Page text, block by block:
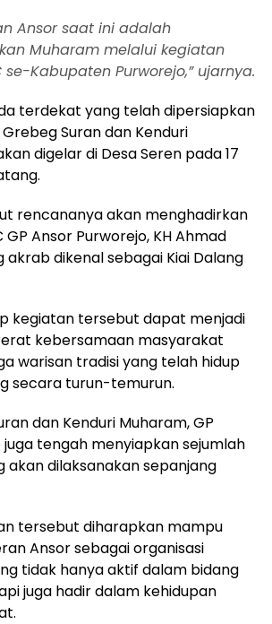
Ansor saat ini adalah
Muharam melalui kegiatan
se-Kabupaten Purworejo,” ujarnya.
terdekat yang telah dipersiapkan
Suran dan Kenduri
digelar di Desa Seren pada 17
rencananya akan menghadirkan
GP Ansor Purworejo, KH Ahmad
akrab dikenal sebagai Kiai Dalang
kegiatan tersebut dapat menjadi
kebersamaan masyarakat
warisan tradisi yang telah hidup
secara turun-temurun.
dan Kenduri Muharam, GP
tengah menyiapkan sejumlah
akan dilaksanakan sepanjang
tersebut diharapkan mampu
Ansor sebagai organisasi
tidak hanya aktif dalam bidang
juga hadir dalam kehidupan